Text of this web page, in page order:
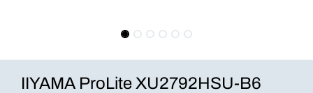
IIYAMA ProLite XU2792HSU-B6